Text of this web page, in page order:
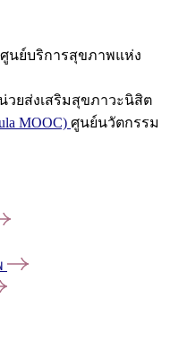
ศูนย์บริการสุขภาพแห่ง
วยส่งเสริมสุขภาวะนิสิต
MOOC) ศูนย์นวัตกรรม